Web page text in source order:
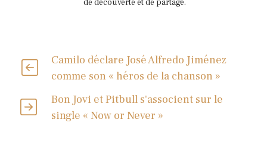
de découverte et de partage.
Camilo déclare José Alfredo Jiménez
comme son « héros de la chanson »
Bon Jovi et Pitbull s'associent sur le
single « Now or Never »